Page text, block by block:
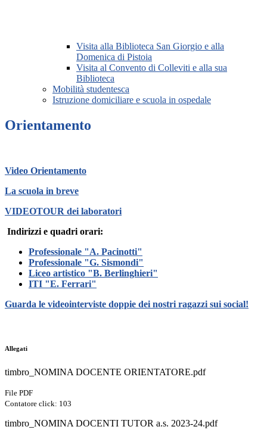
Visita alla Biblioteca San Giorgio e alla
Domenica di Pistoia
Visita al Convento di Colleviti e alla sua
Biblioteca
Mobilità studentesca
Istruzione domiciliare e scuola in ospedale
Orientamento
Video Orientamento
La scuola in breve
VIDEOTOUR dei laboratori
Indirizzi e quadri orari:
Professionale "A. Pacinotti"
Professionale "G. Sismondi"
Liceo artistico "B. Berlinghieri"
ITI "E. Ferrari"
Guarda le videointerviste doppie dei nostri ragazzi sui social!
Allegati
timbro_NOMINA DOCENTE ORIENTATORE.pdf
File PDF
Contatore click: 103
timbro_NOMINA DOCENTI TUTOR a.s. 2023-24.pdf